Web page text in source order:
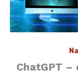
ChatGPT